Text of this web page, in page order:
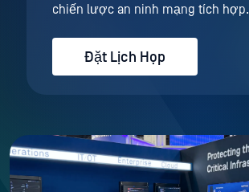
chiến lược an ninh mạng tích hợp.
Đặt Lịch Họp